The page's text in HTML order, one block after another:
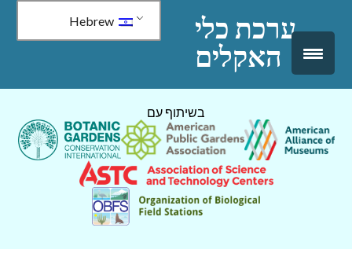
דלג
ערכת כלי
האקלים
Hebrew
בשיתוף עם